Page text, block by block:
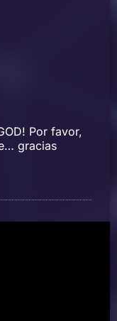
Por favor,
gracias